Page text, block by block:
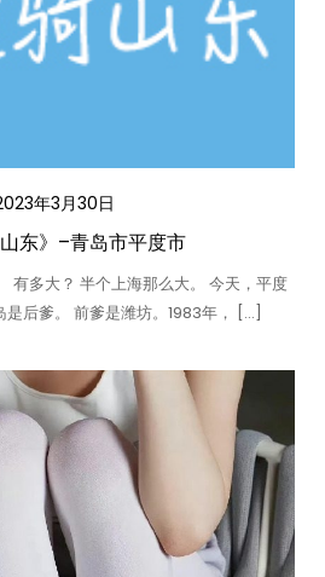
年3月30日
山东》–青岛市平度市
有多大？ 半个上海那么大。 今天，平度
是后爹。 前爹是潍坊。1983年， […]